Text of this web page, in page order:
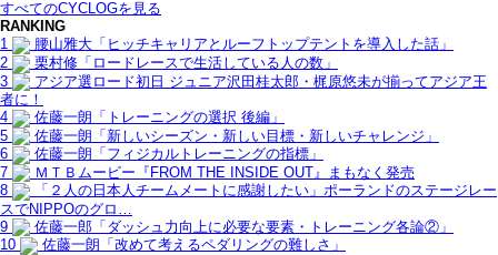
すべてのCYCLOGを見る
RANKING
1
腰山雅大「ヒッチキャリアとルーフトップテントを導入した話」
2
栗村修「ロードレースで生活している人の数」
3
アジア選ロード初日 ジュニア沢田桂太郎・梶原悠未が揃ってアジア王
者に！
4
佐藤一朗「トレーニングの選択 後編」
5
佐藤一朗「新しいシーズン・新しい目標・新しいチャレンジ」
6
佐藤一朗「フィジカルトレーニングの指標」
7
ＭＴＢムービー『FROM THE INSIDE OUT』まもなく発売
8
「２人の日本人チームメートに感謝したい」ポーランドのステージレー
スでNIPPOのグロ…
9
佐藤一郎「ダッシュ力向上に必要な要素・トレーニング各論②」
10
佐藤一朗「改めて考えるペダリングの難しさ」